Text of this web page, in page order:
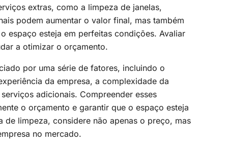
extras, como a limpeza de janelas,
podem aumentar o valor final, mas também
espaço esteja em perfeitas condições. Avaliar
a otimizar o orçamento.
por uma série de fatores, incluindo o
da empresa, a complexidade da
adicionais. Compreender esses
o orçamento e garantir que o espaço esteja
limpeza, considere não apenas o preço, mas
no mercado.